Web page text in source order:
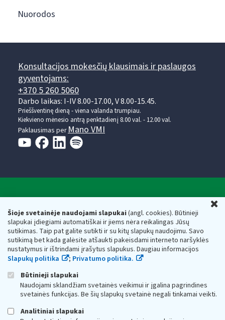
Šioje svetainėje naudojami slapukai(angl. cookies). Būtinieji
slapukai įdiegiami automatiškai ir jiems nėra reikalingas Jūsų
sutikimas. Taip pat galite sutikti ir su kitų slapukų naudojimu. Savo
sutikimą bet kada galėsite atšaukti pakeisdami interneto naršyklės
nustatymus ir ištrindami įrašytus slapukus. Daugiau informacijos
Slapukų politika
; Privatumo politika.
Būtinieji slapukai
Naudojami sklandžiam svetainės veikimui ir įgalina pagrindines
svetainės funkcijas. Be šių slapukų svetainė negali tinkamai veikti.
Analitiniai slapukai
Nuorodos
Konsultacijos mokesčių klausimais ir paslaugos
gyventojams:
+370 5 260 5060
Darbo laikas: I-IV 8.00-17.00, V 8.00-15.45.
Prieššventinę dieną - viena valanda trumpiau.
Kiekvieno mėnesio antrą penktadienį 8.00 val. - 12.00 val.
Paklausimas per Mano VMI
Respublikos finansų ministerijos
Biudžetinė įstaiga. Juridinio asmens kodas — 188659752,
adresas: Vasario 16-osios g. 14, 01107 Vilnius, Lietuva, el.paštas:
vmi@vmi.lt, E. pristatymo dėžutės adresas 188659752
Duomenys apie Valstybinę mokesčių inspekciją prie Lietuvos
Respublikos finansų ministerijos kaupiami ir saugomi Juridinių